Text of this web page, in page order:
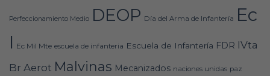
Perfeccionamiento Medio DEOP Día del Arma de Infantería Ec
I Ec Mil Mte escuela de infanteria Escuela de Infantería FDR IVta
Br Aerot Malvinas Mecanizados naciones unidas paz